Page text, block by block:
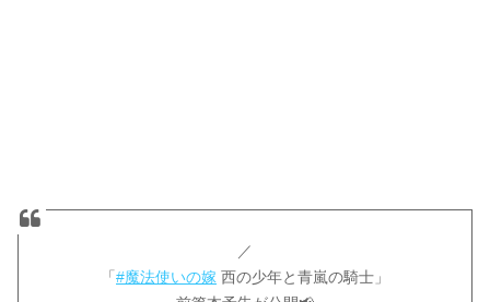
／
「 #魔法使いの嫁 西の少年と青嵐の騎士」